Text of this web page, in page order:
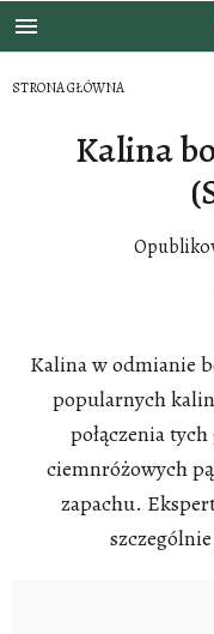
STRONA GŁÓWNA
Kalina
Kalina w odmianie
popularnych
połączenia
ciemnróżowych
zapachu.